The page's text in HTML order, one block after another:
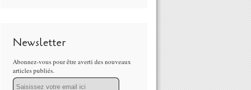
Newsletter
Abonnez-vous pour être averti des nouveaux
articles publiés.
Email